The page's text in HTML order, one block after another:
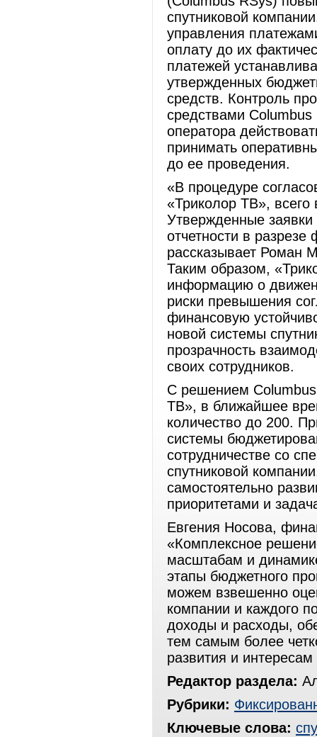
спутниковой
управления
оплату до их
платежей
утвержденных
средств. Контроль
средствами Columbus
оператора
принимать
до ее проведения.
«В процедуре
«Триколор ТВ»,
Утвержденные
отчетности в
рассказывает Роман
Таким образом,
информацию о
риски превышения
финансовую
новой системы
прозрачность
своих сотрудников.
С решением Columbus
ТВ», в ближайшее
количество до 200.
системы
сотрудничестве со
спутниковой
самостоятельно
приоритетами и
Евгения Носова,
«Комплексное
масштабам и
этапы бюджетного
можем взвешенно
компании и каждого
доходы и расходы,
тем самым более
развития и
Редактор раздела:
Рубрики:
Ключевые слова: